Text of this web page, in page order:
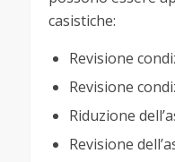
casistiche:
Revisione
Revisione
Riduzione
Revisione